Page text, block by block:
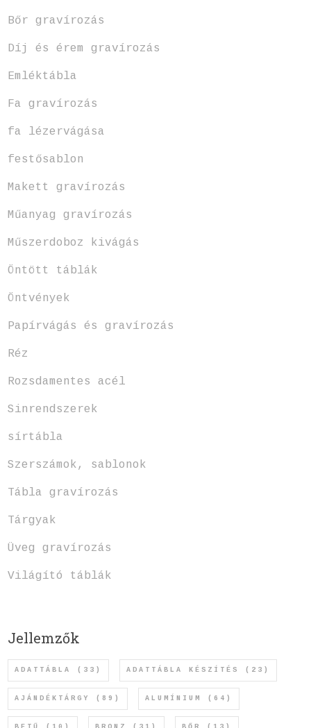
Bőr gravírozás
Díj és érem gravírozás
Emléktábla
Fa gravírozás
fa lézervágása
festősablon
Makett gravírozás
Műanyag gravírozás
Műszerdoboz kivágás
Öntött táblák
Öntvények
Papírvágás és gravírozás
Réz
Rozsdamentes acél
Sinrendszerek
sírtábla
Szerszámok, sablonok
Tábla gravírozás
Tárgyak
Üveg gravírozás
Világító táblák
Jellemzők
ADATTÁBLA (33) ADATTÁBLA KÉSZÍTÉS (23)
AJÁNDÉKTÁRGY (89) ALUMÍNIUM (64)